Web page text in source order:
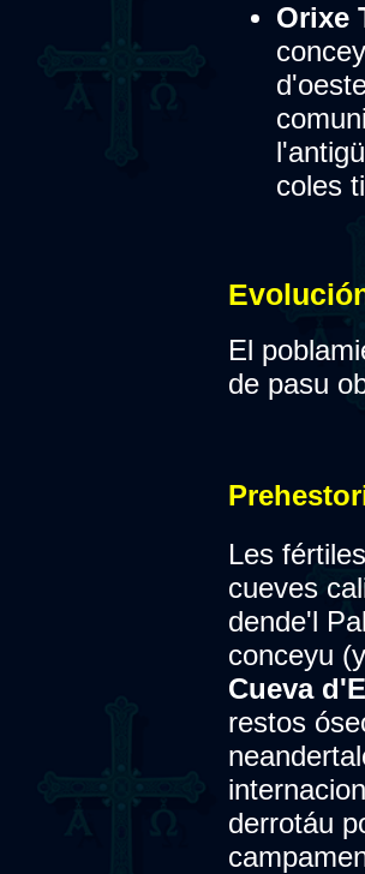
Orixe
coles
El
de pasu
Les
cueves
dende'l
conceyu
Cueva
restos
derrotáu